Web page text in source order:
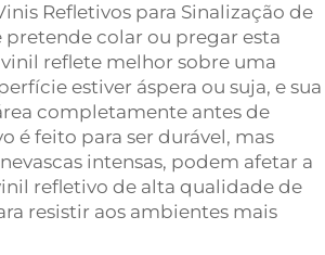
Refletivos para Sinalização de
pretende colar ou pregar esta
reflete melhor sobre uma
estiver áspera ou suja, e sua
completamente antes de
é feito para ser durável, mas
intensas, podem afetar a
refletivo de alta qualidade de
resistir aos ambientes mais